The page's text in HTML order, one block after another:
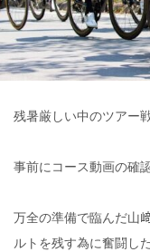
残暑厳しい中のツアー
事前にコース動画の確
万全の準備で臨んだ山
ルトを残す為に奮闘した